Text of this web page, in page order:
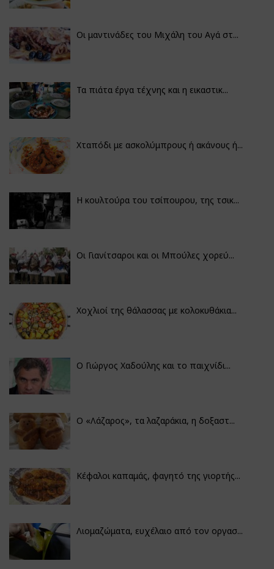
Οι μαντινάδες του Μιχάλη του Αγά στ...
Τα πιάτα έργα τέχνης και η εικαστικ...
Χταπόδι με ασκολύμπρους ή ακάνους ή...
Η κουλτούρα του τσίπουρου, της τσικ...
Οι Γιανίτσαροι και οι Μπούλες χορεύ...
Χοχλιοί της θάλασσας με κολοκυθάκια...
Ο Γιώργος Χαδούλης και το παιχνίδι...
Ο «Λάζαρος», τα λαζαράκια, η δοξαστ...
Κέφαλοι καπαμάς, φαγητό της γιορτής...
Λιομαζώματα, ευχέλαιο από τον οργασ...